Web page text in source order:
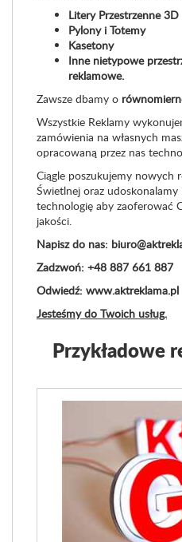
Litery Przestrzenne 3D
Pylony i Totemy
Kasetony
Inne nietypowe
reklamowe.
Zawsze dbamy o
Wszystkie Reklamy
zamówienia na własnych
opracowaną przez nas
Ciągle poszukujemy nowych
Świetlnej oraz
technologię aby zaoferować
jakości.
Napisz do nas:
Zadzwoń: +48 887 661 887
Odwiedź: www.aktreklama.pl
Jesteśmy do Twoich usług.
Przykładowe